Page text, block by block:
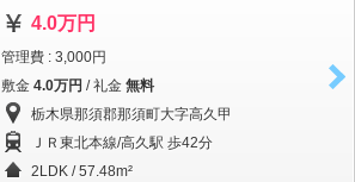
4.0万円
管理費 : 3,000円
敷金 4.0万円 / 礼金 無料
栃木県那須郡那須町大字高久甲
ＪＲ東北本線/高久駅 歩42分
2LDK / 57.48m²